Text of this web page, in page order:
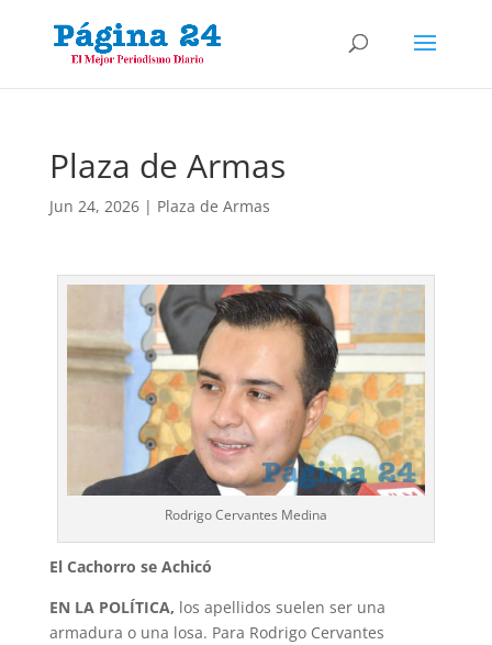
Plaza de Armas
Jun 24, 2026| Plaza de Armas
Rodrigo Cervantes Medina
El Cachorro se Achicó
EN LA POLÍTICA, los apellidos suelen ser una
armadura o una losa. Para Rodrigo Cervantes